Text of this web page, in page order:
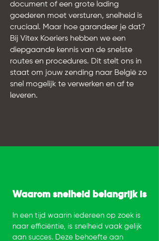
document of een grote lading
goederen moet versturen, snelheid is
cruciaal. Maar hoe garandeer je dat?
Bij Vitex Koeriers hebben we een
diepgaande kennis van de snelste
routes en procedures. Dit stelt ons in
staat om jouw zending naar België zo
snel mogelijk te verwerken en af te
leveren.
Waarom snelheid belangrijk is
In een tijd waarin iedereen op zoek is
naar efficiëntie, is snelheid vaak gelijk
aan succes. Deze behoefte aan